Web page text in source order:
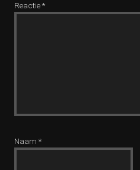
Reactie*
Naam *